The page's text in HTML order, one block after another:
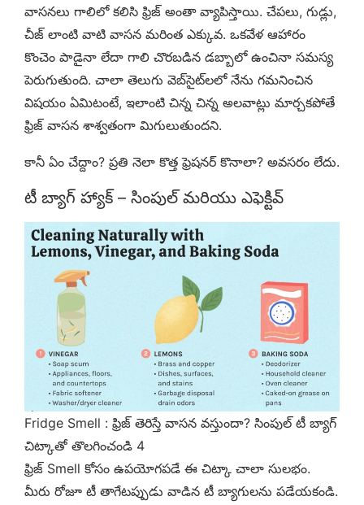
వాసనలు గాలిలో కలిసి ఫ్రిజ్ అంతా వ్యాపిస్తాయి. చేపలు, గుడ్లు,
చీజ్ లాంటి వాటి వాసన మరింత ఎక్కువ. ఒకవేళ ఆహారం
కొంచెం పాడైనా లేదా గాలి చొరబడిన డబ్బాలో ఉంచినా సమస్య
పెరుగుతుంది. చాలా తెలుగు వెబ్‌సైట్‌లలో నేను గమనించిన
విషయం ఏమిటంటే, ఇలాంటి చిన్న చిన్న అలవాట్లు మార్చకపోతే
ఫ్రిజ్ వాసన శాశ్వతంగా మిగులుతుందని.
కానీ ఏం చేద్దాం? ప్రతి నెలా కొత్త ఫ్రెషనర్ కొనాలా? అవసరం లేదు.
టీ బ్యాగ్ హ్యాక్ – సింపుల్ మరియు ఎఫెక్టివ్
Fridge Smell : ఫ్రిజ్ తెరిస్తే వాసన వస్తుందా? సింపుల్ టీ బ్యాగ్
చిట్కాతో తొలగించండి 4
ఫ్రిజ్ Smell కోసం ఉపయోగపడే ఈ చిట్కా చాలా సులభం.
మీరు రోజూ టీ తాగేటప్పుడు వాడిన టీ బ్యాగులను పడేయకండి.